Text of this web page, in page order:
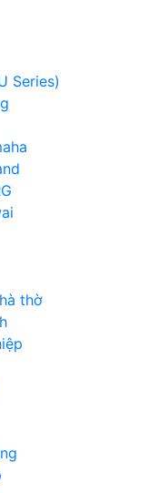
Series)
thờ